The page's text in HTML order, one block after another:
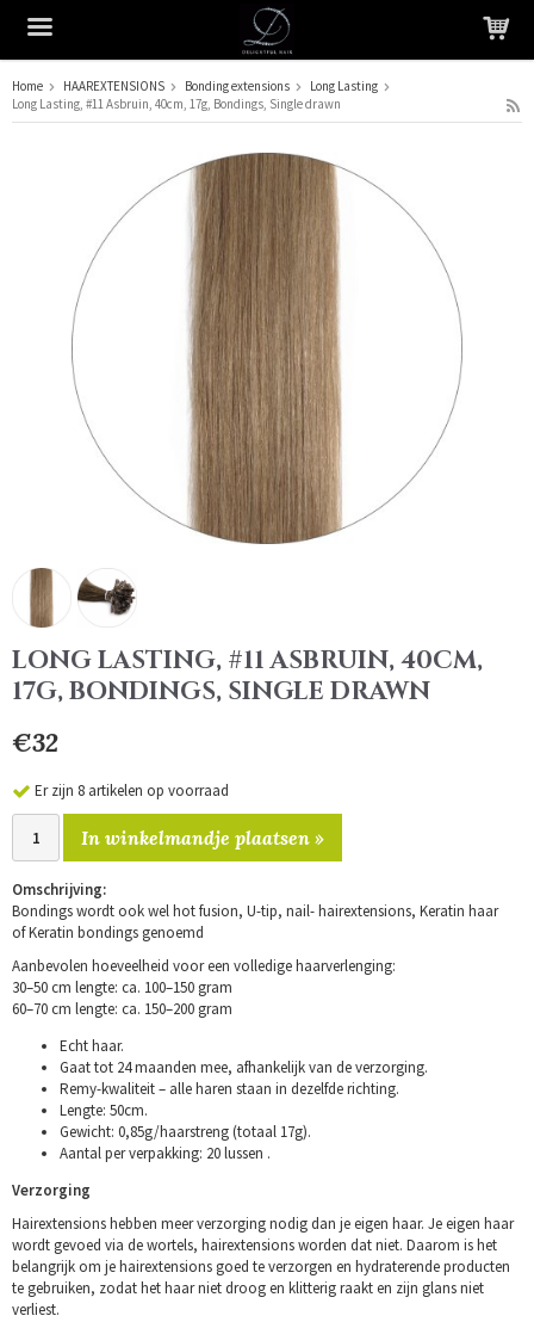
Het product is in je winkelmandje geplaatst
Home HAAREXTENSIONS Bonding extensions
Long Lasting
Long Lasting, #11 Asbruin, 40cm, 17g, Bondings, Single drawn
LONG LASTING, #11 ASBRUIN, 40CM,
17G, BONDINGS, SINGLE DRAWN
€32
Er zijn 8 artikelen op voorraad
In winkelmandje plaatsen »
Omschrijving:
Bondings wordt ook wel hot fusion, U-tip, nail- hairextensions, Keratin haar
of Keratin bondings genoemd
Aanbevolen hoeveelheid voor een volledige haarverlenging:
30–50 cm lengte: ca. 100–150 gram
60–70 cm lengte: ca. 150–200 gram
Echt haar.
Gaat tot 24 maanden mee, afhankelijk van de verzorging.
Remy-kwaliteit – alle haren staan in dezelfde richting.
Lengte: 50cm.
Gewicht: 0,85g/haarstreng (totaal 17g).
Aantal per verpakking: 20 lussen .
Verzorging
Hairextensions hebben meer verzorging nodig dan je eigen haar. Je eigen haar
wordt gevoed via de wortels, hairextensions worden dat niet. Daarom is het
belangrijk om je hairextensions goed te verzorgen en hydraterende producten
te gebruiken, zodat het haar niet droog en klitterig raakt en zijn glans niet
verliest.